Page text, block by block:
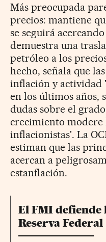
Más preocupada
precios: mantiene
se seguirá
demuestra una
petróleo a los
hecho, señala que
inflación y actividad
en los últimos años,
dudas sobre el
crecimiento modere
inflacionistas'. La
estiman que las
acercan a
estanflación.
El FMI defiende
Reserva Federal